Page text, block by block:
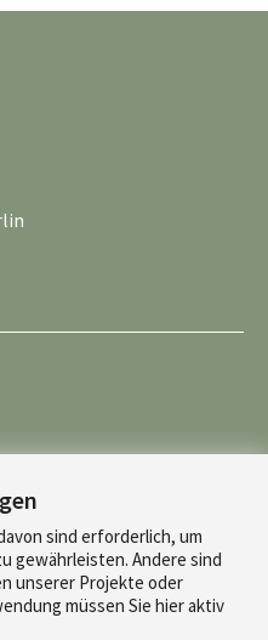
sind erforderlich, um
gewährleisten. Andere sind
unserer Projekte oder
müssen Sie hier aktiv